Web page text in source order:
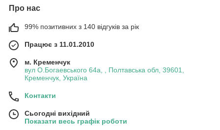
Про нас
99% позитивних з 140 відгуків за рік
Працює з 11.01.2010
м. Кременчук
вул О.Богаевського 64а, , Полтавська обл, 39601,
Кременчук, Україна
Контакти
Сьогодні вихідний
Показати весь графік роботи